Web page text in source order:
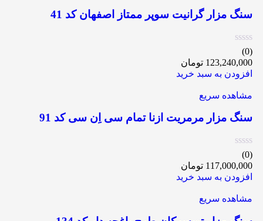
سنگ مزار گرانیت سوپر ممتاز اصفهان کد 41
(0)
123,240,000 تومان
افزودن به سبد خرید
مشاهده سریع
سنگ مزار مرمریت ازنا تمام سی اِن سی کد 91
(0)
117,000,000 تومان
افزودن به سبد خرید
مشاهده سریع